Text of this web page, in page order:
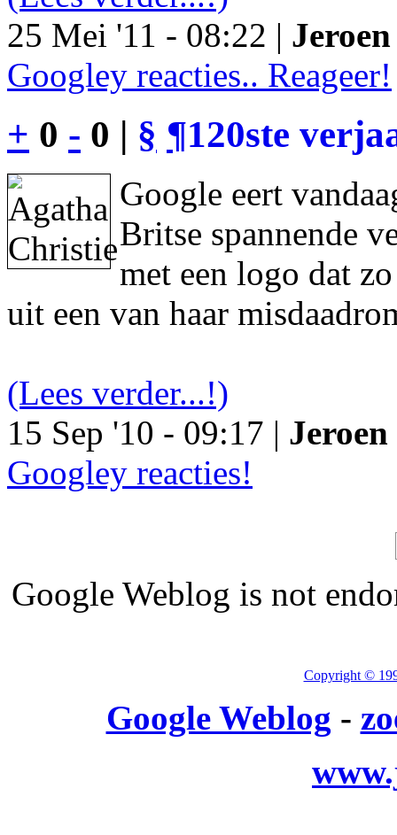
25 Mei '11 - 08:22 |
Googley reacties.. Reageer!
+ 0 - 0 | § ¶120ste
Google eert
Britse spannende
met een logo dat
uit een van haar
(Lees verder...!)
15 Sep '10 - 09:17 |
Googley reacties!
Google Weblog is not
Copyright ©
Google Weblog -